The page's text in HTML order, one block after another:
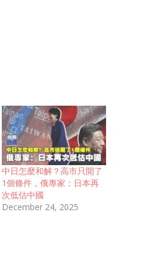
中日怎麼和解？高市只開了
1個條件，俄專家：日本再
次低估中國
December 24, 2025